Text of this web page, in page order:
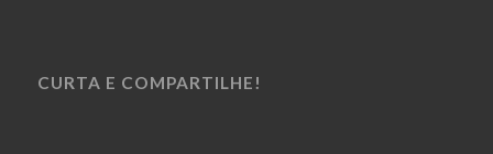
CURTA E COMPARTILHE!